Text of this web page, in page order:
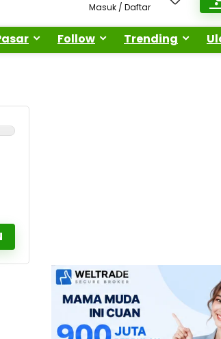
Masuk / Daftar
Follow Trending